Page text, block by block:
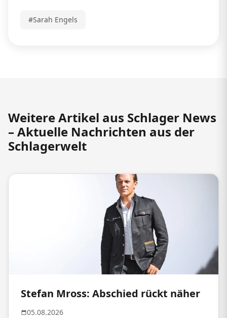
#Sarah Engels
Weitere Artikel aus Schlager News
– Aktuelle Nachrichten aus der
Schlagerwelt
Stefan Mross: Abschied rückt näher
05.08.2026